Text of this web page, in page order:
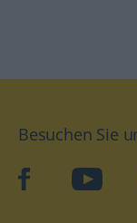
Besuchen Sie
facebookYouTube